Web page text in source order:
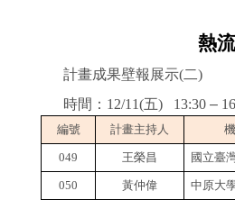
熱
計畫成果壁報展示(二)
時間： 12/11(五) 13:30 –
編號 計畫主持人
049 王榮昌 國立臺
050 黃仲偉 中原大